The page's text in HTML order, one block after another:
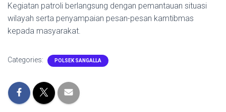
Kegiatan patroli berlangsung dengan pemantauan situasi
wilayah serta penyampaian pesan-pesan kamtibmas
kepada masyarakat.
Categories: POLSEK SANGALLA